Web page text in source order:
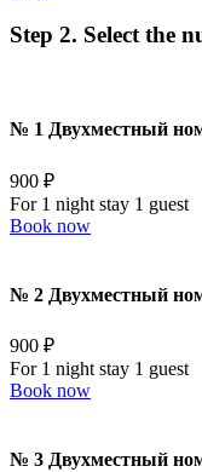
Step 2. Select the
№ 1 Двухместный
900 ₽
For 1 night stay 1 guest
Book now
№ 2 Двухместный
900 ₽
For 1 night stay 1 guest
Book now
№ 3 Двухместный